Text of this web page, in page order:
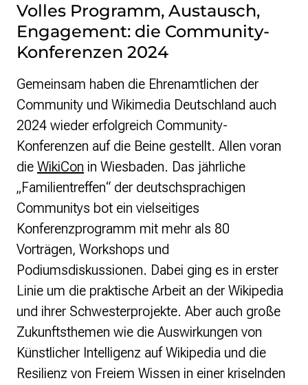
Volles Programm, Austausch,
Engagement: die Community-
Konferenzen 2024
Gemeinsam haben die Ehrenamtlichen der
Community und Wikimedia Deutschland auch
2024 wieder erfolgreich Community-
Konferenzen auf die Beine gestellt. Allen voran
die WikiCon in Wiesbaden. Das jährliche
„Familientreffen“ der deutschsprachigen
Communitys bot ein vielseitiges
Konferenzprogramm mit mehr als 80
Vorträgen, Workshops und
Podiumsdiskussionen. Dabei ging es in erster
Linie um die praktische Arbeit an der Wikipedia
und ihrer Schwesterprojekte. Aber auch große
Zukunftsthemen wie die Auswirkungen von
Künstlicher Intelligenz auf Wikipedia und die
Resilienz von Freiem Wissen in einer kriselnden